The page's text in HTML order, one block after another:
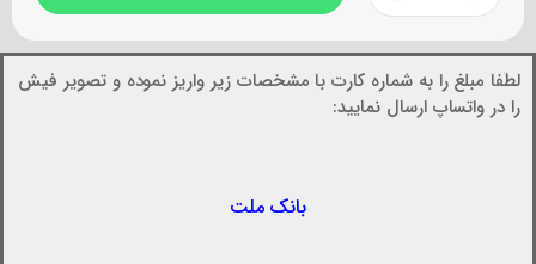
لطفا مبلغ را به شماره کارت با مشخصات زیر واریز نموده و تصویر فیش
را در واتساپ ارسال نمایید:
بانک ملت